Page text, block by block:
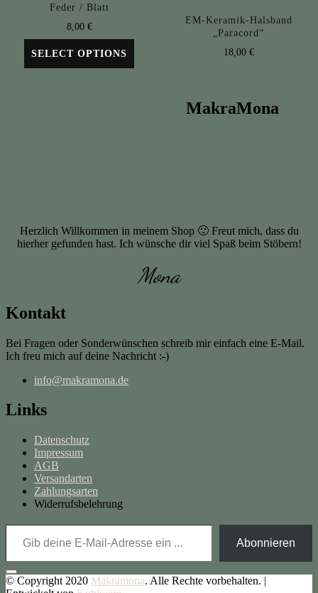
Feder / Blatt
8,00 €
SELECT OPTIONS
EM-Keramik-Halsband
„Paracord“
18,00 €
MakraMona
Herzlich Willkommen in meinem Shop 🙂 Freut mich, dass du
hierher gefunden hast. Ich wünsche dir viel Spaß beim Stöbern!
Mona
Kontakt
Bei Fragen oder Sonderwünschen schreib mir einfach eine E-Mail.
Ich freu mich auf deine Nachricht :-)
info@makramona.de
Links
Datenschutz
Impressum
AGB
Versandarten
Zahlungsarten
Widerrufsbelehrung
Gib deine E-Mail-Adresse ein ...
Abonnieren
© Copyright 2020 Makramona. Alle Rechte vorbehalten. |